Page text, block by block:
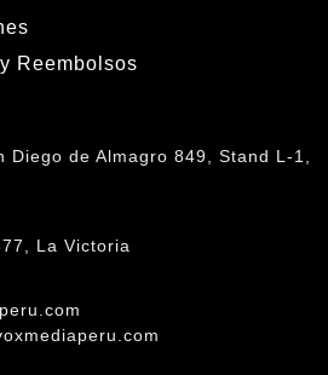
Reembolsos
Diego de Almagro 849, Stand L-1,
La Victoria